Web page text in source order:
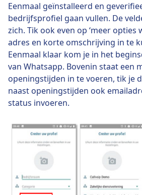
Eenmaal geïnstalleerd en
bedrijfsprofiel gaan vullen. De
zich. Tik ook even op ‘meer opties
adres en korte omschrijving in te
Eenmaal klaar kom je in het
van Whatsapp. Bovenin staat een
openingstijden in te voeren, tik je
naast openingstijden ook
status invoeren.